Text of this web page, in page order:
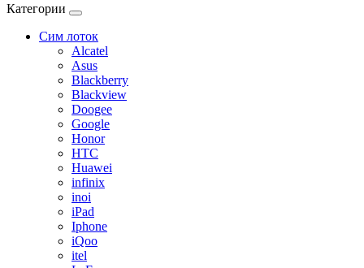
Категории
Сим лоток
Alcatel
Asus
Blackberry
Blackview
Doogee
Google
Honor
HTC
Huawei
infinix
inoi
iPad
Iphone
iQoo
itel